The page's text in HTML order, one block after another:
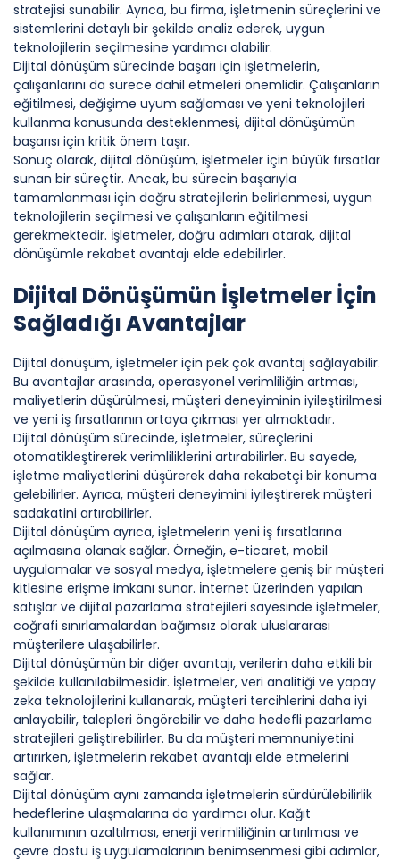
stratejisi sunabilir. Ayrıca, bu firma, işletmenin süreçlerini ve
sistemlerini detaylı bir şekilde analiz ederek, uygun
teknolojilerin seçilmesine yardımcı olabilir.
Dijital dönüşüm sürecinde başarı için işletmelerin,
çalışanlarını da sürece dahil etmeleri önemlidir. Çalışanların
eğitilmesi, değişime uyum sağlaması ve yeni teknolojileri
kullanma konusunda desteklenmesi, dijital dönüşümün
başarısı için kritik önem taşır.
Sonuç olarak, dijital dönüşüm, işletmeler için büyük fırsatlar
sunan bir süreçtir. Ancak, bu sürecin başarıyla
tamamlanması için doğru stratejilerin belirlenmesi, uygun
teknolojilerin seçilmesi ve çalışanların eğitilmesi
gerekmektedir. İşletmeler, doğru adımları atarak, dijital
dönüşümle rekabet avantajı elde edebilirler.
Dijital Dönüşümün İşletmeler İçin
Sağladığı Avantajlar
Dijital dönüşüm, işletmeler için pek çok avantaj sağlayabilir.
Bu avantajlar arasında, operasyonel verimliliğin artması,
maliyetlerin düşürülmesi, müşteri deneyiminin iyileştirilmesi
ve yeni iş fırsatlarının ortaya çıkması yer almaktadır.
Dijital dönüşüm sürecinde, işletmeler, süreçlerini
otomatikleştirerek verimliliklerini artırabilirler. Bu sayede,
işletme maliyetlerini düşürerek daha rekabetçi bir konuma
gelebilirler. Ayrıca, müşteri deneyimini iyileştirerek müşteri
sadakatini artırabilirler.
Dijital dönüşüm ayrıca, işletmelerin yeni iş fırsatlarına
açılmasına olanak sağlar. Örneğin, e-ticaret, mobil
uygulamalar ve sosyal medya, işletmelere geniş bir müşteri
kitlesine erişme imkanı sunar. İnternet üzerinden yapılan
satışlar ve dijital pazarlama stratejileri sayesinde işletmeler,
coğrafi sınırlamalardan bağımsız olarak uluslararası
müşterilere ulaşabilirler.
Dijital dönüşümün bir diğer avantajı, verilerin daha etkili bir
şekilde kullanılabilmesidir. İşletmeler, veri analitiği ve yapay
zeka teknolojilerini kullanarak, müşteri tercihlerini daha iyi
anlayabilir, talepleri öngörebilir ve daha hedefli pazarlama
stratejileri geliştirebilirler. Bu da müşteri memnuniyetini
artırırken, işletmelerin rekabet avantajı elde etmelerini
sağlar.
Dijital dönüşüm aynı zamanda işletmelerin sürdürülebilirlik
hedeflerine ulaşmalarına da yardımcı olur. Kağıt
kullanımının azaltılması, enerji verimliliğinin artırılması ve
çevre dostu iş uygulamalarının benimsenmesi gibi adımlar,